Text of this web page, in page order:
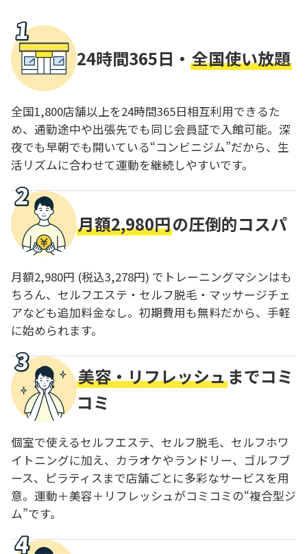
24時間365日・ 全国使い放題
全国1,800店舗以上を24時間365日相互利用できるた
め、通勤途中や出張先でも同じ会員証で入館可能。深
夜でも早朝でも開いている“コンビニジム”だから、生
活リズムに合わせて運動を継続しやすいです。
月額2,980円の圧倒的コスパ
月額2,980円 (税込3,278円) でトレーニングマシンはも
ちろん、セルフエステ・セルフ脱毛・マッサージチェ
アなども追加料金なし。初期費用も無料だから、手軽
に始められます。
美容・リフレッシュまでコミ
コミ
個室で使えるセルフエステ、セルフ脱毛、セルフホワ
イトニングに加え、カラオケやランドリー、ゴルフブ
ース、ピラティスまで店舗ごとに多彩なサービスを用
意。運動＋美容＋リフレッシュがコミコミの“複合型ジ
ム”です。